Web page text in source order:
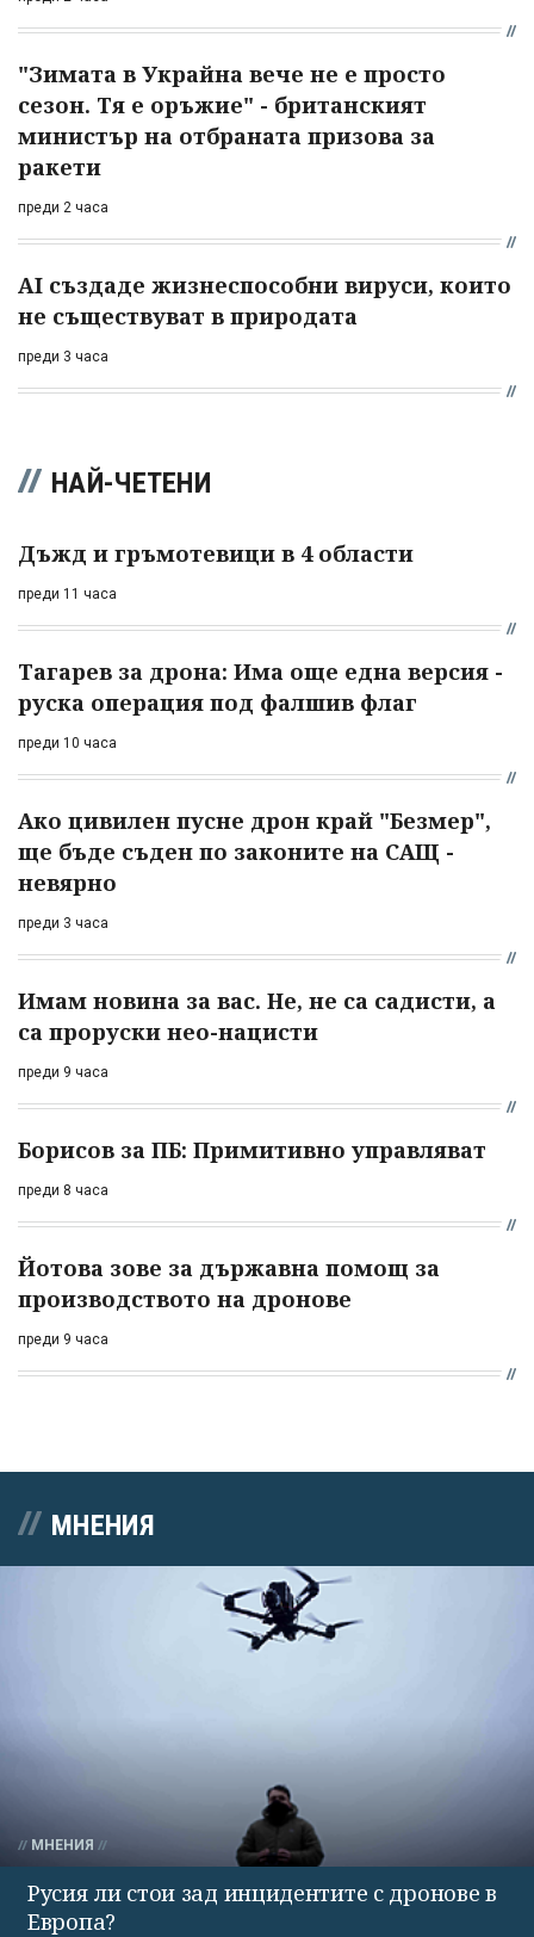
"Зимата в Украйна вече не е просто
сезон. Тя е оръжие" - британският
министър на отбраната призова за
ракети
преди 2 часа
AI създаде жизнеспособни вируси, които
не съществуват в природата
преди 3 часа
НАЙ-ЧЕТЕНИ
Дъжд и гръмотевици в 4 области
преди 11 часа
Тагарев за дрона: Има още една версия -
руска операция под фалшив флаг
преди 10 часа
Ако цивилен пусне дрон край "Безмер",
ще бъде съден по законите на САЩ -
невярно
преди 3 часа
Имам новина за вас. Не, не са садисти, а
са проруски нео-нацисти
преди 9 часа
Борисов за ПБ: Примитивно управляват
преди 8 часа
Йотова зове за държавна помощ за
производството на дронове
преди 9 часа
МНЕНИЯ
МНЕНИЯ
Русия ли стои зад инцидентите с дронове в
Европа?